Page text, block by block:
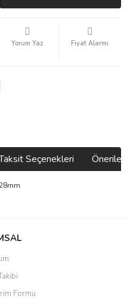
Yorum Yaz Fiyat Alarmı
Seçenekleri
siz yapın!
görüntülenemiyor.
bulunuyor.
Formu